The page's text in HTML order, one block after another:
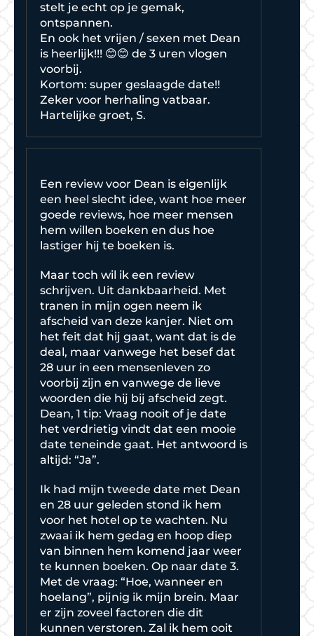
stelt je echt op je gemak,
ontspannen.
En ook het vrijen / sexen met Dean
is heerlijk!!! 😊😊 de 3 uren vlogen
voorbij.
Kortom: super geslaagde date!!
Zeker voor herhaling vatbaar.
Hartelijke groet, S.
Een review voor Dean is eigenlijk
een heel slecht idee, want hoe meer
goede reviews, hoe meer mensen
hem willen boeken en dus hoe
lastiger hij te boeken is.
Maar toch wil ik een review
schrijven. Uit dankbaarheid. Met
tranen in mijn ogen neem ik
afscheid van deze kanjer. Niet om
het feit dat hij gaat, want dat is de
deal, maar vanwege het besef dat
28 uur in een mensenleven zo
voorbij zijn en vanwege de lieve
woorden die hij bij afscheid zegt.
Dean, 1 tip: Vraag nooit of je date
het verdrietig vindt dat een mooie
date teneinde gaat. Het antwoord is
altijd: “Ja”.
Ik had mijn tweede date met Dean
en 28 uur geleden stond ik hem
voor het hotel op te wachten. Nu
zwaai ik hem gedag en hoop diep
van binnen hem komend jaar weer
te kunnen boeken. Op naar date 3.
Met de vraag: “Hoe, wanneer en
hoelang”, pijnig ik mijn brein. Maar
er zijn zoveel factoren die dit
kunnen verstoren. Zal ik hem ooit